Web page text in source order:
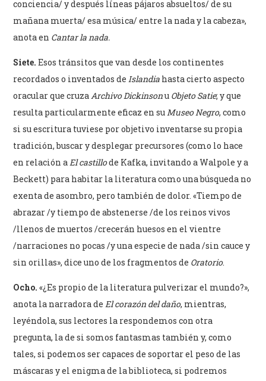
conciencia/ y después líneas pájaros absueltos/ de su
mañana muerta/ esa música/ entre la nada y la cabeza»,
anota en Cantar la nada.
Siete. Esos tránsitos que van desde los continentes
recordados o inventados de Islandia hasta cierto aspecto
oracular que cruzaArchivo Dickinsonu Objeto Satie; y que
resulta particularmente eficaz en suMuseo Negro, como
si su escritura tuviese por objetivo inventarse su propia
tradición, buscar y desplegar precursores (como lo hace
en relación aEl castillode Kafka, invitando a Walpole y a
Beckett) para habitar la literatura como una búsqueda no
exenta de asombro, pero también de dolor. «Tiempo de
abrazar /y tiempo de abstenerse /de los reinos vivos
/llenos de muertos /crecerán huesos en el vientre
/narraciones no pocas /y una especie de nada /sin cauce y
sin orillas», dice uno de los fragmentos de Oratorio.
Ocho. «¿Es propio de la literatura pulverizar el mundo?»,
anota la narradora deEl corazón del daño, mientras,
leyéndola, sus lectores la respondemos con otra
pregunta, la de si somos fantasmas también y, como
tales, si podemos ser capaces de soportar el peso de las
máscaras y el enigma de la biblioteca, si podremos